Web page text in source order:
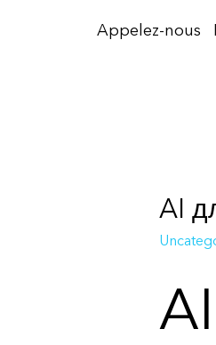
Appelez-nous
AI